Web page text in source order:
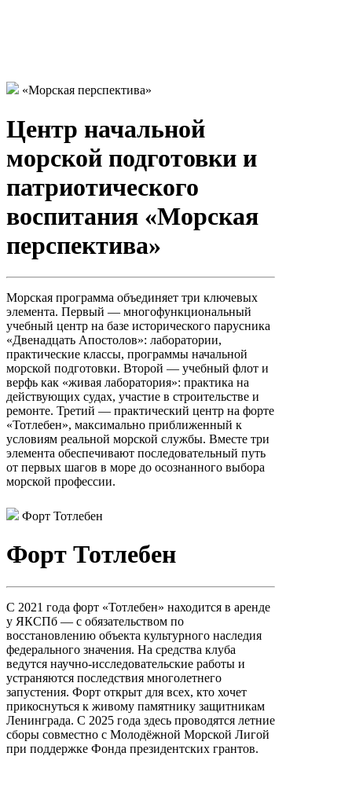
«Морская перспектива»
Центр начальной
морской подготовки и
патриотического
воспитания «Морская
перспектива»
Морская программа объединяет три ключевых
элемента. Первый — многофункциональный
учебный центр на базе исторического парусника
«Двенадцать Апостолов»: лаборатории,
практические классы, программы начальной
морской подготовки. Второй — учебный флот и
верфь как «живая лаборатория»: практика на
действующих судах, участие в строительстве и
ремонте. Третий — практический центр на форте
«Тотлебен», максимально приближенный к
условиям реальной морской службы. Вместе три
элемента обеспечивают последовательный путь
от первых шагов в море до осознанного выбора
морской профессии.
Форт Тотлебен
Форт Тотлебен
С 2021 года форт «Тотлебен» находится в аренде
у ЯКСПб — с обязательством по
восстановлению объекта культурного наследия
федерального значения. На средства клуба
ведутся научно-исследовательские работы и
устраняются последствия многолетнего
запустения. Форт открыт для всех, кто хочет
прикоснуться к живому памятнику защитникам
Ленинграда. С 2025 года здесь проводятся летние
сборы совместно с Молодёжной Морской Лигой
при поддержке Фонда президентских грантов.